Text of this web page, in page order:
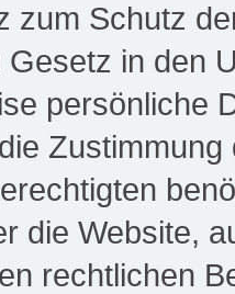
zum Schutz
in den
persönliche
die Website,
rechtlichen